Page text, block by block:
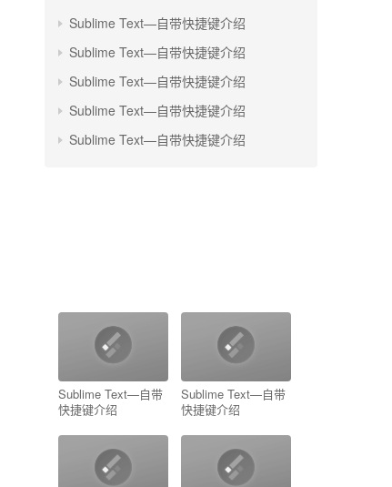
Sublime Text—自带快捷键介绍
Sublime Text—自带快捷键介绍
Sublime Text—自带快捷键介绍
Sublime Text—自带快捷键介绍
Sublime Text—自带快捷键介绍
Sublime Text—自带
快捷键介绍
Sublime Text—自带
快捷键介绍